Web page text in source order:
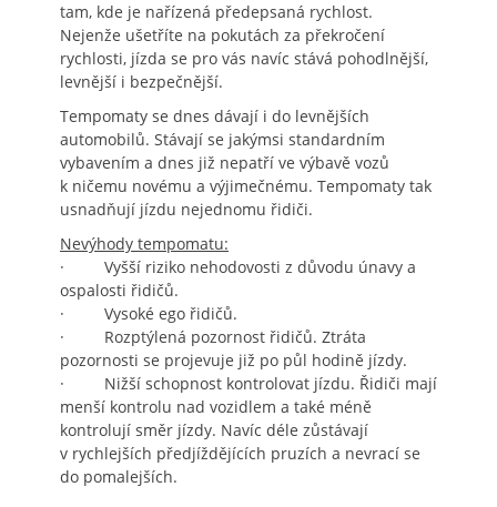
tam, kde je nařízená předepsaná rychlost.
Nejenže ušetříte na pokutách za překročení
rychlosti, jízda se pro vás navíc stává pohodlnější,
levnější i bezpečnější.
Tempomaty se dnes dávají i do levnějších
automobilů. Stávají se jakýmsi standardním
vybavením a dnes již nepatří ve výbavě vozů
k ničemu novému a výjimečnému. Tempomaty tak
usnadňují jízdu nejednomu řidiči.
Nevýhody tempomatu:
· Vyšší riziko nehodovosti z důvodu únavy a
ospalosti řidičů.
· Vysoké ego řidičů.
· Rozptýlená pozornost řidičů. Ztráta
pozornosti se projevuje již po půl hodině jízdy.
· Nižší schopnost kontrolovat jízdu. Řidiči mají
menší kontrolu nad vozidlem a také méně
kontrolují směr jízdy. Navíc déle zůstávají
v rychlejších předjíždějících pruzích a nevrací se
do pomalejších.